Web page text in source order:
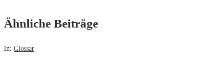
Ähnliche Beiträge
In: Glossar